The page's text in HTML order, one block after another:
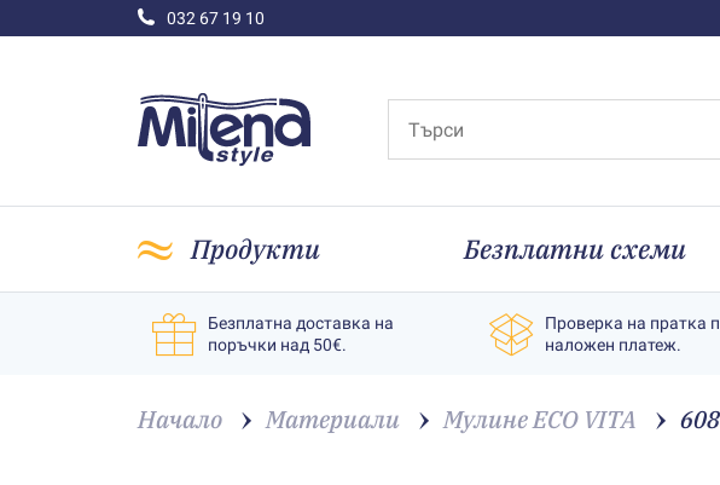
032 67 19 10
Продукти Безплатни схеми
Безплатна доставка на
поръчки над 50€.
Проверка на пратка
наложен платеж.
Начало Материали Мулине ECO VITA